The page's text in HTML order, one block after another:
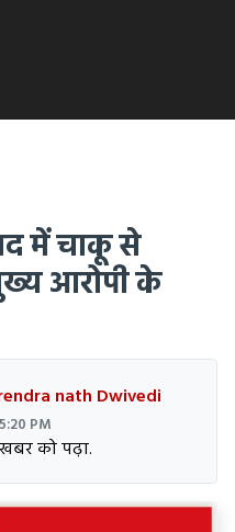
में चाकू से
आरोपी के
nath Dwivedi
5:20 PM
को पढ़ा.